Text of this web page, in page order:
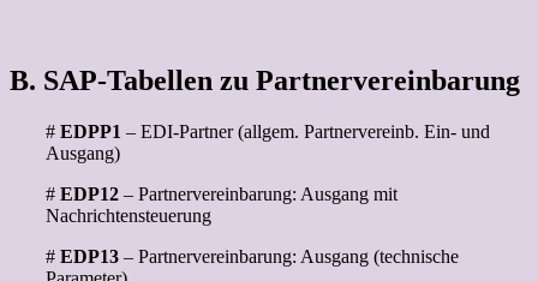
B. SAP-Tabellen zu Partnervereinbarung
# EDPP1 – EDI-Partner (allgem. Partnervereinb. Ein- und
Ausgang)
# EDP12 – Partnervereinbarung: Ausgang mit
Nachrichtensteuerung
# EDP13 – Partnervereinbarung: Ausgang (technische